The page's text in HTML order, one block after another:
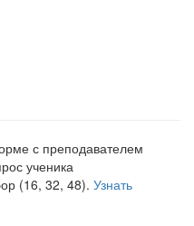
с преподавателем
ученика
(16, 32, 48). Узнать